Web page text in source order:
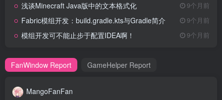
浅谈Minecraft Java版中的文本格式化 9个月前
Fabric模组开发：build.gradle.kts与Gradle简介 9个月前
模组开发可不能止步于配置IDEA啊！ 9个月前
FanWindow Report GameHelper Report
MangoFanFan